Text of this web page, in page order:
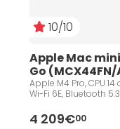
10/10
Apple Mac mini
Go
LAN10)
Apple M4 Pro, CPU
Wi-Fi 6E, Bluetooth
4 209€00